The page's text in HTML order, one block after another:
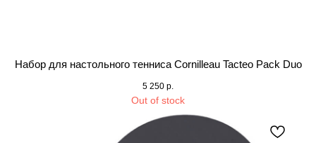
Набор для настольного тенниса Cornilleau Tacteo Pack Duo
5 250 р.
Out of stock